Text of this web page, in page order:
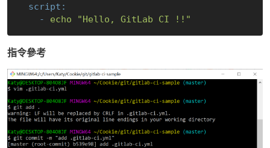
script:
-
echo "Hello, GitLab CI !!"
指令參考